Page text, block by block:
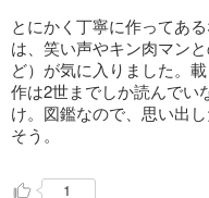
とにかく丁寧に作ってあ
は、笑い声やキン肉マン
ど）が気に入りました。
作は2世までしか読んでい
け。図鑑なので、思い出
そう。
1